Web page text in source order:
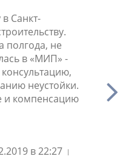
Санкт-
полгода, не
в «МИП» -
неустойки.
и компенсацию
в 22:27
что